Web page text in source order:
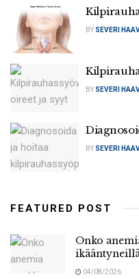
BY SEVERI
BY SEVERI
BY SEVERI
FEATURED POST
Onko
04/08/2026